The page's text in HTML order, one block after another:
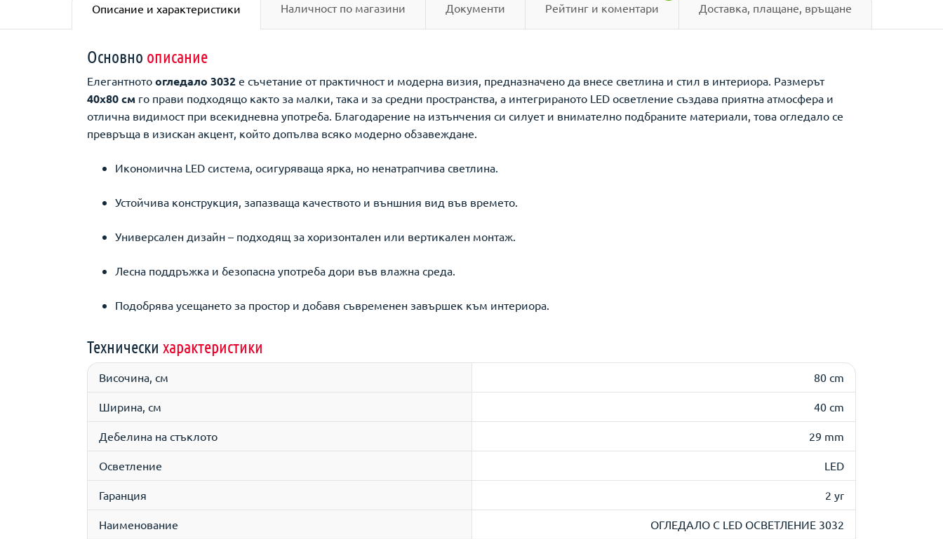
Описание и характеристики Наличност по магазини Документи Рейтинг и коментари Доставка, плащане, връщане
Основно описание
Елегантното огледало 3032 е съчетание от практичност и модерна визия, предназначено да внесе светлина и стил в интериора. Размерът
40x80 см го прави подходящо както за малки, така и за средни пространства, а интегрираното LED осветление създава приятна атмосфера и
отлична видимост при всекидневна употреба. Благодарение на изтънчения си силует и внимателно подбраните материали, това огледало се
превръща в изискан акцент, който допълва всяко модерно обзавеждане.
Икономична LED система, осигуряваща ярка, но ненатрапчива светлина.
Устойчива конструкция, запазваща качеството и външния вид във времето.
Универсален дизайн – подходящ за хоризонтален или вертикален монтаж.
Лесна поддръжка и безопасна употреба дори във влажна среда.
Подобрява усещането за простор и добавя съвременен завършек към интериора.
Технически характеристики
Височина, см 80 cm
Ширина, см 40 cm
Дебелина на стъклото 29 mm
Осветление LED
Гаранция 2 yr
Наименование ОГЛЕДАЛО С LED ОСВЕТЛЕНИЕ 3032